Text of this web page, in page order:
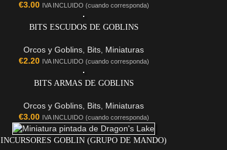
€3.00 IVA INCLUIDO (cuando corresponda)
BITS ESCUDOS DE GOBLINS
Orcos y Goblins Bits Miniaturas
€2.20 IVA INCLUIDO (cuando corresponda)
BITS ARMAS DE GOBLINS
Orcos y Goblins Bits Miniaturas
€3.00 IVA INCLUIDO (cuando corresponda)
INCURSORES GOBLIN (GRUPO DE MANDO)